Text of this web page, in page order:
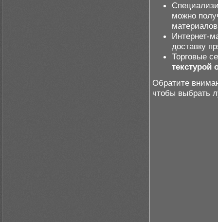
можно
Интернет-
доставку
Торговые
текстурой
Обратите
чтобы выбрать